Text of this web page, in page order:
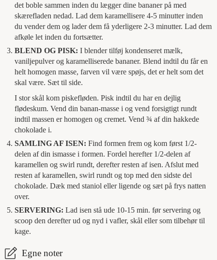
det boble sammen inden du lægger dine bananer på med
skærefladen nedad. Lad dem karamellisere 4-5 minutter inden
du vender dem og lader dem få yderligere 2-3 minutter. Lad dem
afkøle let inden du fortsætter.
BLEND OG PISK: I blender tilføj kondenseret mælk,
vaniljepulver og karamelliserede bananer. Blend indtil du får en
helt homogen masse, farven vil være spøjs, det er helt som det
skal være. Sæt til side.
I stor skål kom piskefløden. Pisk indtil du har en dejlig
flødeskum. Vend din banan-masse i og vend forsigtigt rundt
indtil massen er homogen og cremet. Vend ¾ af din hakkede
chokolade i.
SAMLING AF ISEN: Find formen frem og kom først 1/2-
delen af din ismasse i formen. Fordel herefter 1/2-delen af
karamellen og swirl rundt, derefter resten af isen. Afslut med
resten af karamellen, swirl rundt og top med den sidste del
chokolade. Dæk med staniol eller ligende og sæt på frys natten
over.
SERVERING: Lad isen stå ude 10-15 min. før servering og
scoop den derefter ud og nyd i vafler, skål eller som tilbehør til
kage.
Egne noter